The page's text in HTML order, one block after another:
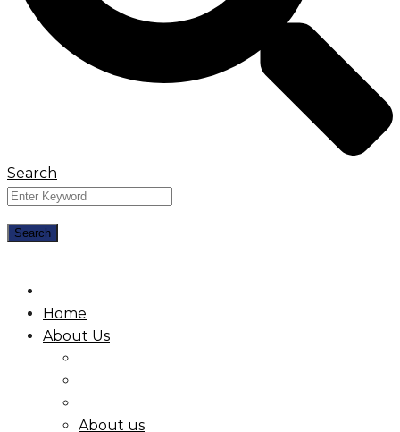
Search
Home
About Us
About us